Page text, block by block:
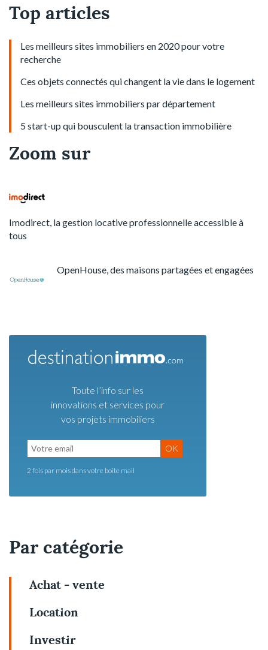
Top articles
Les meilleurs sites immobiliers en 2020 pour votre
recherche
Ces objets connectés qui changent la vie dans le logement
Les meilleurs sites immobiliers par département
5 start-up qui bousculent la transaction immobilière
Zoom sur
Imodirect, la gestion locative professionnelle accessible à
tous
OpenHouse, des maisons partagées et engagées
Toute l’info sur les
innovations et services pour
vos projets immobiliers
OK
2 fois par mois dans votre boite mail
Par catégorie
Achat - vente
Location
Investir